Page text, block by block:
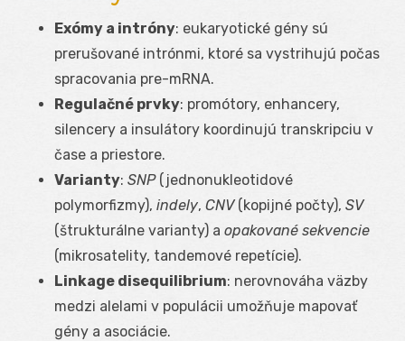
Exómy a intróny: eukaryotické gény sú
prerušované intrónmi, ktoré sa vystrihujú počas
spracovania pre-mRNA.
Regulačné prvky: promótory, enhancery,
silencery a insulátory koordinujú transkripciu v
čase a priestore.
Varianty: SNP(jednonukleotidové
polymorfizmy), indely, CNV(kopijné počty), SV
(štrukturálne varianty) a opakované sekvencie
(mikrosatelity, tandemové repetície).
Linkage disequilibrium: nerovnováha väzby
medzi alelami v populácii umožňuje mapovať
gény a asociácie.